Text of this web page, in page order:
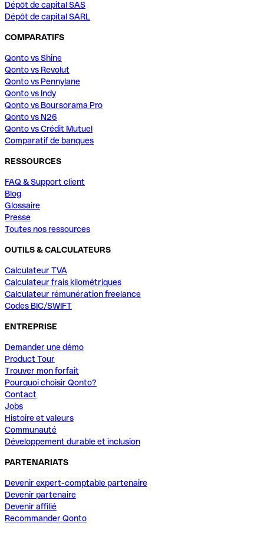
Dépôt de capital SAS
Dépôt de capital SARL
COMPARATIFS
Qonto vs Shine
Qonto vs Revolut
Qonto vs Pennylane
Qonto vs Indy
Qonto vs Boursorama Pro
Qonto vs N26
Qonto vs Crédit Mutuel
Comparatif de banques
RESSOURCES
FAQ & Support client
Blog
Glossaire
Presse
Toutes nos ressources
OUTILS & CALCULATEURS
Calculateur TVA
Calculateur frais kilométriques
Calculateur rémunération freelance
Codes BIC/SWIFT
ENTREPRISE
Demander une démo
Product Tour
Trouver mon forfait
Pourquoi choisir Qonto?
Contact
Jobs
Histoire et valeurs
Communauté
Développement durable et inclusion
PARTENARIATS
Devenir expert-comptable partenaire
Devenir partenaire
Devenir affilié
Recommander Qonto